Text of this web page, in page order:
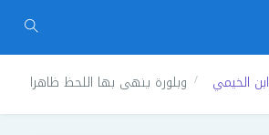
ابن الخيمي وبلورة ينهى بها اللحظ ظاهرا